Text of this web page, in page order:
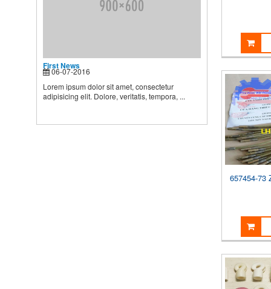
First News
06-07-2016
Lorem ipsum dolor sit amet, consectetur
adipisicing elit. Dolore, veritatis, tempora, ...
657454-73